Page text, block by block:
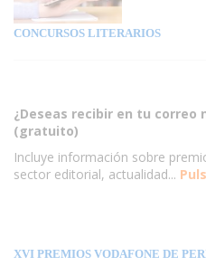
CONCURSOS LITERARIOS
¿Deseas recibir en tu
(gratuito)
Incluye información sobre
sector editorial, actualidad...
XVI PREMIOS VODAFONE DE